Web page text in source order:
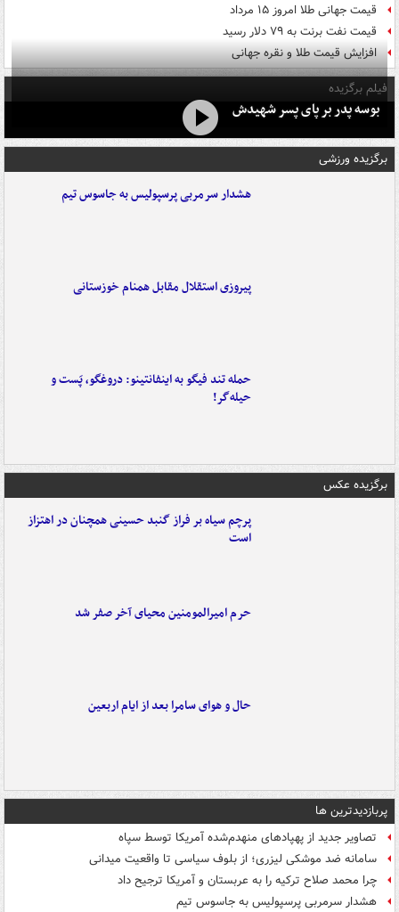
قیمت جهانی طلا امروز ۱۵ مرداد
قیمت نفت برنت به ۷۹ دلار رسید
افزایش قیمت طلا و نقره جهانی
فیلم برگزیده
بوسه‌ پدر بر پای پسر شهیدش
برگزیده ورزشی
هشدار سرمربی پرسپولیس به جاسوس تیم
پیروزی استقلال مقابل همنام خوزستانی
حمله تند فیگو به اینفانتینو: دروغگو، پَست‌ و
حیله‌گر!
برگزیده عکس
پرچم سیاه بر فراز گنبد حسینی همچنان در اهتزاز
است
حرم امیرالمومنین محیای آخر صفر شد
حال و هوای سامرا بعد از ایام اربعین
پربازدیدترین ها
تصاویر جدید از پهپادهای منهدم‌شده آمریکا توسط سپاه
سامانه ضد موشکی لیزری؛ از بلوف سیاسی تا واقعیت میدانی
چرا محمد صلاح ترکیه را به عربستان و آمریکا ترجیح داد
هشدار سرمربی پرسپولیس به جاسوس تیم